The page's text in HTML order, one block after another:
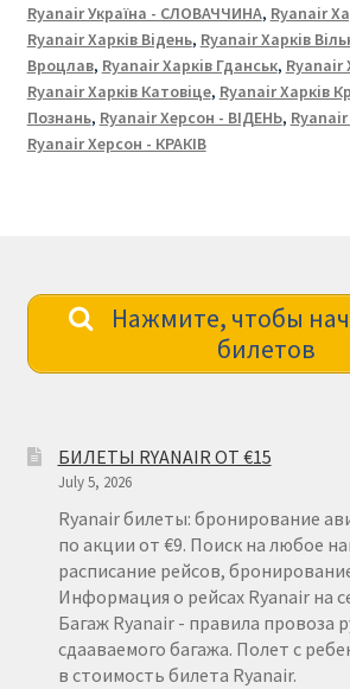
Ryanair Україна - СЛОВАЧЧИНА, Ryanair
Ryanair Харків Відень, Ryanair Харків
Вроцлав, Ryanair Харків Гданськ, Ryanair
Ryanair Харків Катовіце, Ryanair Харків
Познань, Ryanair Херсон - ВІДЕНЬ,
Ryanair Херсон - КРАКІВ
Нажмите, чтобы
билетов
БИЛЕТЫ RYANAIR ОТ €15
July 5, 2026
Ryanair билеты: бронирование
по акции от €9. Поиск на любое
расписание рейсов,
Информация о рейсах Ryanair на
Багаж Ryanair - правила провоза
сдааваемого багажа. Полет с
в стоимость билета Ryanair.